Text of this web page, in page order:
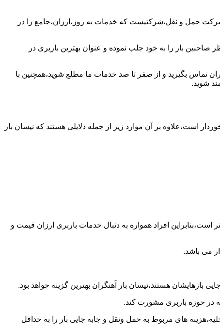
حمل و نقل،شرکتیست که خدمات به روز،ارزان،جامع را در
بار را به خود جلب نموده و عنوان بهترین باربری در
تماس بگیرید و از صفر تا صد خدمات ما مطلع شوید،همچنین با
شوید.
است،علاوه بر آن موارد زیر از جمله دلایلی هستند که نیسان بار
افراد همواره به دنبال خدمات باربری ارزان قیمت و
می باشد.
بارهایشان هستند،نیسان بار آهنگران بهترین گزینه خواهد بود.
در حوزه باربری مشورت کند.
های مربوط به حمل ونقل و جابه جایی بار را به حداقل